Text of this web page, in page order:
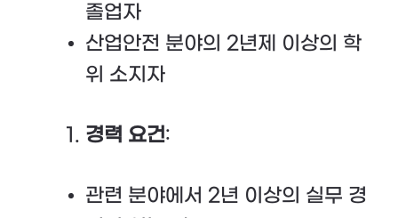
졸업자
산업안전 분야의 2년제 이상의 학
위 소지자
경력 요건:
관련 분야에서 2년 이상의 실무 경